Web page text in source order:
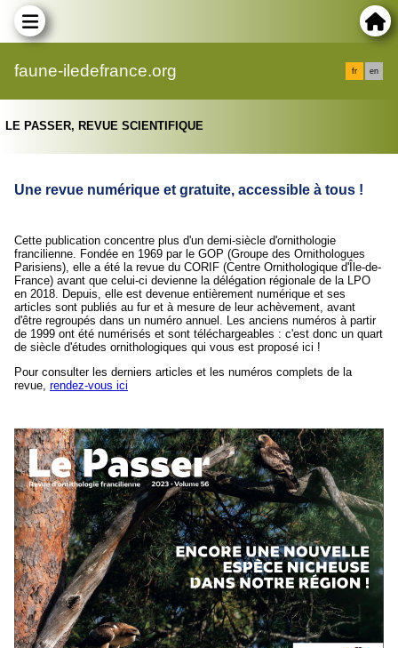
faune-iledefrance.org fr en
LE PASSER, REVUE SCIENTIFIQUE
Une revue numérique et gratuite, accessible à tous !
Cette publication concentre plus d'un demi-siècle d'ornithologie
francilienne. Fondée en 1969 par le GOP (Groupe des Ornithologues
Parisiens), elle a été la revue du CORIF (Centre Ornithologique d'Île-de-
France) avant que celui-ci devienne la délégation régionale de la LPO
en 2018. Depuis, elle est devenue entièrement numérique et ses
articles sont publiés au fur et à mesure de leur achèvement, avant
d'être regroupés dans un numéro annuel. Les anciens numéros à partir
de 1999 ont été numérisés et sont téléchargeables : c'est donc un quart
de siècle d'études ornithologiques qui vous est proposé ici !
Pour consulter les derniers articles et les numéros complets de la
revue, rendez-vous ici